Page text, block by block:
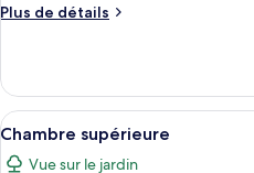
chambre :
Villa
Twin
bed
Plus de détails
Plus
Poolside
Thai
Villa
Twin
Afficher
toutes
5
Chambre supérieure
Vue sur le jardin